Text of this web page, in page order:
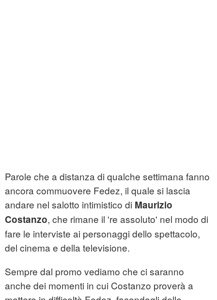
Parole che a distanza di qualche settimana fanno
ancora commuovere Fedez, il quale si lascia
andare nel salotto intimistico di Maurizio
Costanzo, che rimane il 're assoluto' nel modo di
fare le interviste ai personaggi dello spettacolo,
del cinema e della televisione.
Sempre dal promo vediamo che ci saranno
anche dei momenti in cui Costanzo proverà a